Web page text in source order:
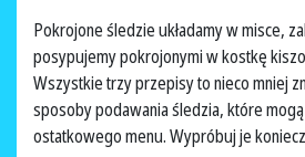
Pokrojone śledzie układamy w misce,
posypujemy pokrojonymi w kostkę
Wszystkie trzy przepisy to nieco mniej
sposoby podawania śledzia, które
ostatkowego menu. Wypróbuj je